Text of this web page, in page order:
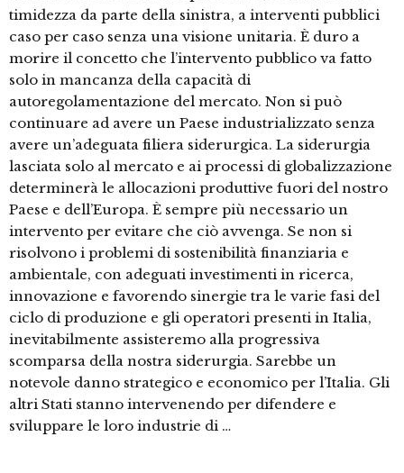
timidezza da parte della sinistra, a interventi pubblici
caso per caso senza una visione unitaria. È duro a
morire il concetto che l’intervento pubblico va fatto
solo in mancanza della capacità di
autoregolamentazione del mercato. Non si può
continuare ad avere un Paese industrializzato senza
avere un’adeguata filiera siderurgica. La siderurgia
lasciata solo al mercato e ai processi di globalizzazione
determinerà le allocazioni produttive fuori del nostro
Paese e dell’Europa. È sempre più necessario un
intervento per evitare che ciò avvenga. Se non si
risolvono i problemi di sostenibilità finanziaria e
ambientale, con adeguati investimenti in ricerca,
innovazione e favorendo sinergie tra le varie fasi del
ciclo di produzione e gli operatori presenti in Italia,
inevitabilmente assisteremo alla progressiva
scomparsa della nostra siderurgia. Sarebbe un
notevole danno strategico e economico per l’Italia. Gli
altri Stati stanno intervenendo per difendere e
sviluppare le loro industrie di …